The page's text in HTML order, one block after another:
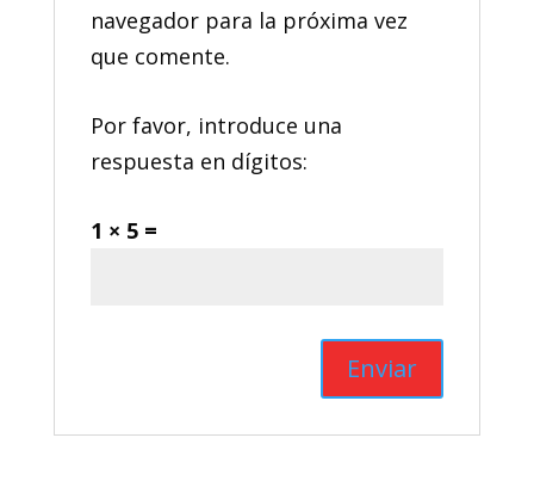
navegador para la próxima vez
que comente.
Por favor, introduce una
respuesta en dígitos:
1 × 5 =